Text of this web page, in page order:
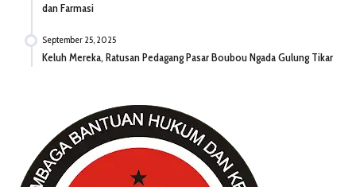
dan Farmasi
September 25, 2025
Keluh Mereka, Ratusan Pedagang Pasar Boubou Ngada Gulung Tikar